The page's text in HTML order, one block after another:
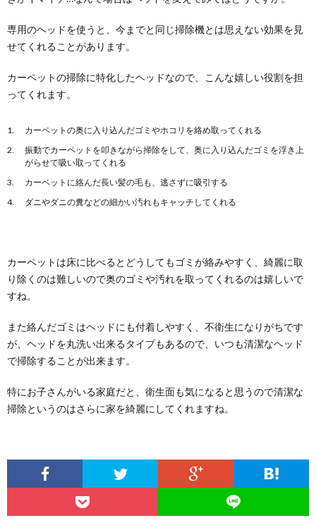
専用のヘッドを使うと、今までと同じ掃除機とは思えない効果を見
せてくれることがあります。
カーペットの掃除に特化したヘッドなので、こんな嬉しい役割を担
ってくれます。
カーペットの奥に入り込んだゴミやホコリを絡め取ってくれる
振動でカーペットを叩きながら掃除をして、奥に入り込んだゴミを浮き上
がらせて吸い取ってくれる
カーペットに絡んだ長い髪の毛も、逃さずに吸引する
ダニやダニの糞などの細かい汚れもキャッチしてくれる
カーペットは床に比べるとどうしてもゴミが絡みやすく、綺麗に取
り除くのは難しいので奥のゴミや汚れを取ってくれるのは嬉しいで
すね。
また絡んだゴミはヘッドにも付着しやすく、不衛生になりがちです
が、ヘッドを丸洗い出来るタイプもあるので、いつも清潔なヘッド
で掃除することが出来ます。
特にお子さんがいる家庭だと、衛生面も気になると思うので清潔な
掃除というのはさらに家を綺麗にしてくれますね。